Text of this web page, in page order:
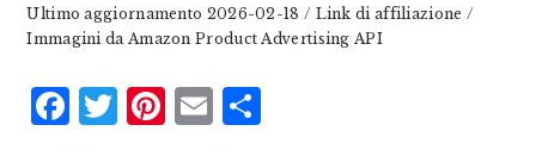
Ultimo aggiornamento 2026-02-18 / Link di affiliazione /
Immagini da Amazon Product Advertising API
Facebook
Twitter
Pinterest
Email